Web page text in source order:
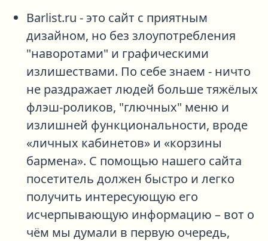
Barlist.ru - это сайт с приятным
дизайном, но без злоупотребления
"наворотами" и графическими
излишествами. По себе знаем - ничто
не раздражает людей больше тяжёлых
флэш-роликов, "глючных" меню и
излишней функциональности, вроде
«личных кабинетов» и «корзины
бармена». С помощью нашего сайта
посетитель должен быстро и легко
получить интересующую его
исчерпывающую информацию – вот о
чём мы думали в первую очередь,